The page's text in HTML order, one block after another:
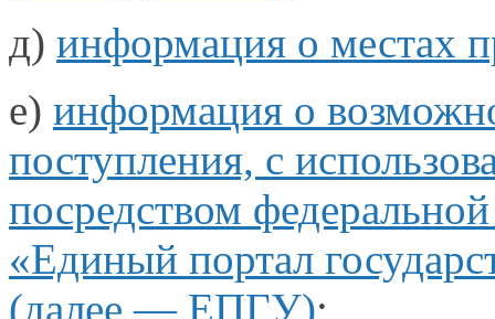
д) информация о местах
е) информация о
поступления, с
посредством
«Единый портал
(далее —ЕПГУ);